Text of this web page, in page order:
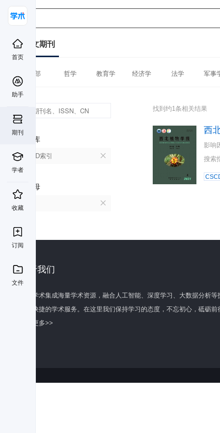
首页
助手
期刊
学者
收藏
订阅
文件
中文期刊
全部 哲学 教育学 经济学 法学 军事
数据库
CSCD索引
首字母
找到约1条相关结果
西
影响
搜索
关于我们
百度学术集成海量学术资源，融合人工智能、深度学习、大数据分析
全面快捷的学术服务。在这里我们保持学习的态度，不忘初心，砥砺前
了解更多>>